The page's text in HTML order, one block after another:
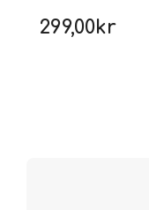
299,00kr